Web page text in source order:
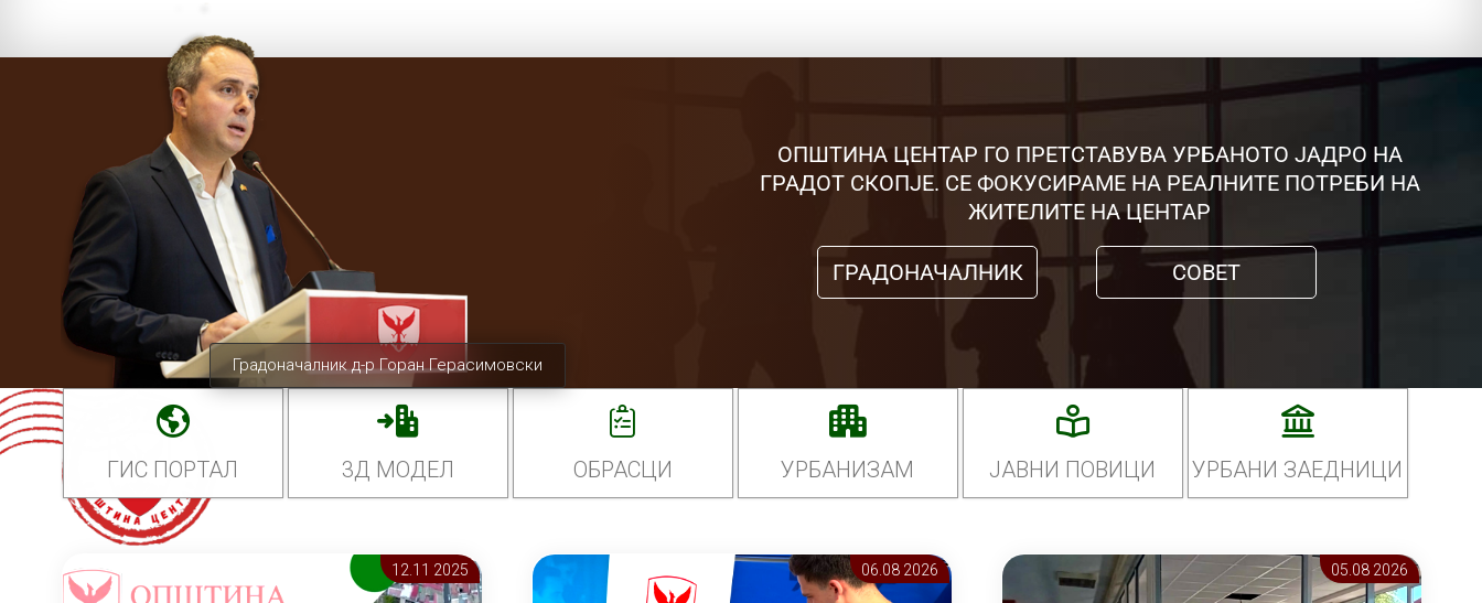
Градоначалник д-р Горан Герасимовски
ОПШТИНА ЦЕНТАР ГО ПРЕТСТАВУВА УРБАНОТО ЈАДРО НА
ГРАДОТ СКОПЈЕ. СЕ ФОКУСИРАМЕ НА РЕАЛНИТЕ ПОТРЕБИ НА
ЖИТЕЛИТЕ НА ЦЕНТАР
ГРАДОНАЧАЛНИК СОВЕТ
ГИС ПОРТАЛ 3Д МОДЕЛ ОБРАСЦИ УРБАНИЗАМ ЈАВНИ ПОВИЦИ УРБАНИ ЗАЕДНИЦИ
12.11 2025 06.08 2026 05.08 2026